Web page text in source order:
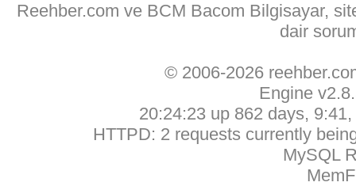
Reehber.com ve BCM Bacom Bilgisayar,
dair
© 2006-2026
Engine
20:24:23 up 862 days,
HTTPD: 2 requests currently
MySQL